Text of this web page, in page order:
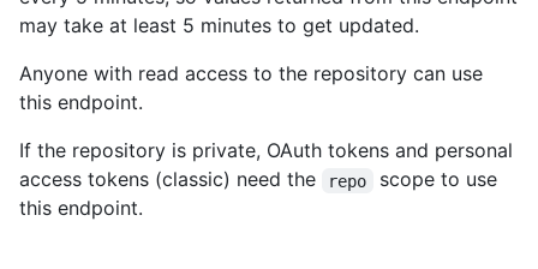
may take at least 5 minutes to get updated.
Anyone with read access to the repository can use
this endpoint.
If the repository is private, OAuth tokens and personal
access tokens (classic) need the
repo
scope to use
this endpoint.